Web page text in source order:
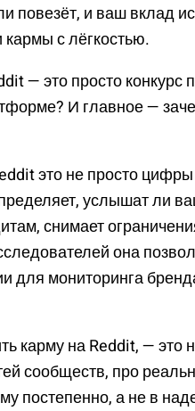
повезёт, и ваш вклад
с лёгкостью.
— это просто конкурс
И главное —
это не просто
услышат ли
снимает
она
для мониторинга
карму на Reddit, — это
сообществ, про
постепенно, а не в